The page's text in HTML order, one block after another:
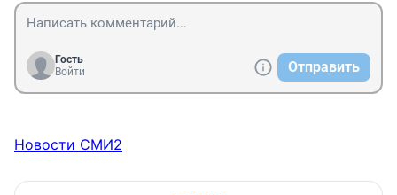
Гость
Войти
Отправить
Новости СМИ2